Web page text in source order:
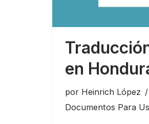
en
por Heinrich López
Documentos Para